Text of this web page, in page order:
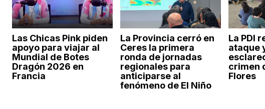
Las Chicas Pink piden
apoyo para viajar al
Mundial de Botes
Dragón 2026 en
Francia
La Provincia cerró en
Ceres la primera
ronda de jornadas
regionales para
anticiparse al
fenómeno de El Niño
La PDI
ataque
crimen
Flores